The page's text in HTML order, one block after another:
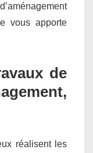
vous apporte
de
réalisent les